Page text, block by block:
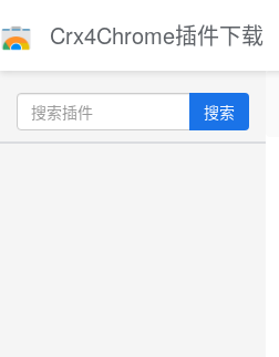
Crx4Chrome插件下载
搜索